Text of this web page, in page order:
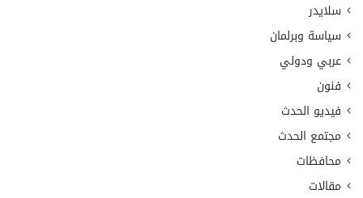
سلايدر
سياسة وبرلمان
عربي ودولي
فنون
فيديو الحدث
مجتمع الحدث
محافظات
مقالات